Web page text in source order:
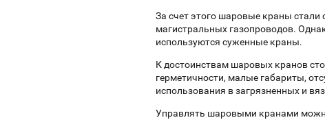
За счет этого шаровые краны
магистральных газопроводов.
используются суженные краны.
К достоинствам шаровых кранов
герметичности, малые габариты,
использования в загрязненных и
Управлять шаровыми кранами